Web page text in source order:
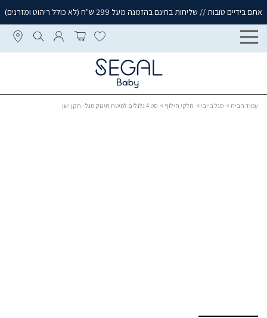
אתם בידיים טובות // שליחות בחינם בהזמנה מעל 299 ש"ח (לא כולל ריהוט ומזרנים)
עמוד הבית> סגל בייבי > חלקי חילוף > סט 4 גלגלים למיטת תינוק סגל - תקן ישן